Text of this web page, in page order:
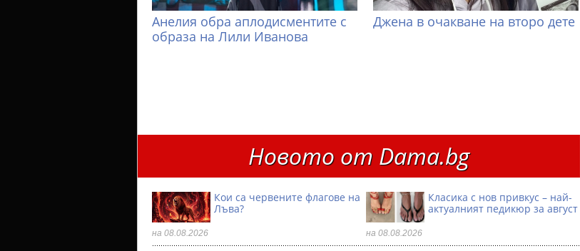
Анелия обра аплодисментите с
образа на Лили Иванова
Джена в очакване на второ дете
Новото от Dama.bg
Кои са червените флагове на
Лъва?
на 08.08.2026
Класика с нов привкус – най-
актуалният педикюр за август
на 08.08.2026